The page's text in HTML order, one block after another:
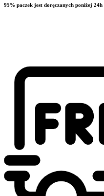
95% paczek jest doręczanych poniżej 24h